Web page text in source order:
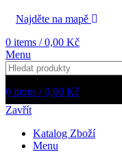
Najděte na mapě
0 items / 0,00 Kč
Menu
0 items / 0,00 Kč
Rybářské Potřeby Nemo
Zavřít
Katalog Zboží
Menu